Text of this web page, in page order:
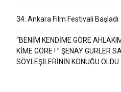
34. Ankara Film Festivali Başladı
“BENİM KENDİME GÖRE
KİME GÖRE ! ” ŞENAY GÜRLER
SÖYLEŞİLERİNİN KONUĞU OLDU